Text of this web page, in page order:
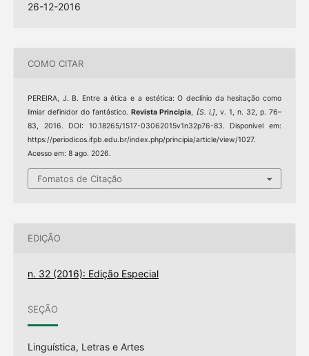
26-12-2016
COMO CITAR
PEREIRA, J. B. Entre a ética e a estética: O declínio da hesitação como
limiar definidor do fantástico.Revista Principia, [S. l.], v. 1, n. 32, p. 76–
83, 2016. DOI: 10.18265/1517-03062015v1n32p76-83. Disponível em:
https://periodicos.ifpb.edu.br/index.php/principia/article/view/1027.
Acesso em: 8 ago. 2026.
Fomatos de Citação
EDIÇÃO
n. 32 (2016): Edição Especial
SEÇÃO
Linguística, Letras e Artes